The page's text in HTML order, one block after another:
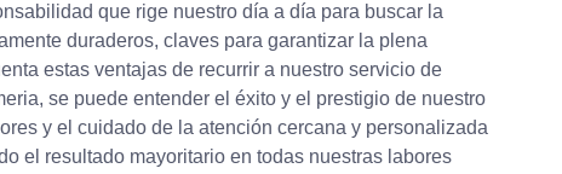
que rige nuestro día a día para buscar la
duraderos, claves para garantizar la plena
estas ventajas de recurrir a nuestro servicio de
se puede entender el éxito y el prestigio de nuestro
y el cuidado de la atención cercana y personalizada
el resultado mayoritario en todas nuestras labores